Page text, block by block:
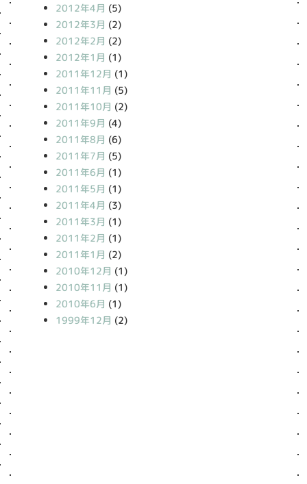
2012年4月 (5)
2012年3月 (2)
2012年2月 (2)
2012年1月 (1)
2011年12月 (1)
2011年11月 (5)
2011年10月 (2)
2011年9月 (4)
2011年8月 (6)
2011年7月 (5)
2011年6月 (1)
2011年5月 (1)
2011年4月 (3)
2011年3月 (1)
2011年2月 (1)
2011年1月 (2)
2010年12月 (1)
2010年11月 (1)
2010年6月 (1)
1999年12月 (2)